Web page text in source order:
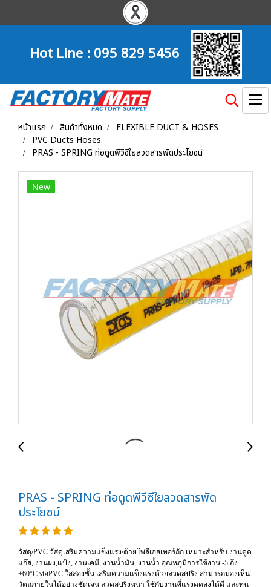
Hot Line :095 829 5456
หน้าแรก สินค้าทั้งหมด
FLEXIBLE DUCT & HOSES
PVC Ducts Hoses
PRAS - SPRING ท่อดูดพีวีซีใยลวดสารพัดประโยชน์
New
PRAS - SPRING ท่อดูดพีวีซีใยลวดสารพัด
ประโยชน์
วัสดุ/PVC วัสดุเสริมความแข็งแรง/ด้ายโพลีเอสเทอร์ถัก เหมาะสำหรับ งานดูด
แก๊ส, งานผง,แป้ง, งานเคมี, งานน้ำมัน, งานน้ำ อุณหภูมิการใช้งาน -5 ถึง
+60°C ท่อPVC ใสสองชั้น เสริมความแข็งแรงด้วยลวดสปริง สามารถมองเห็น
วัตถุภายในได้อย่างชัดเจน ลวดสปริงหนา ใช้กับงานที่แรงดูดสูงได้ดี และทน